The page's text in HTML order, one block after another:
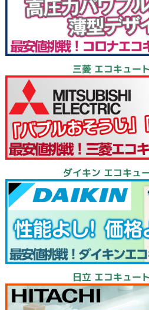
三菱 エコキュー
ダイキン エコキュ
日立 エコキュー